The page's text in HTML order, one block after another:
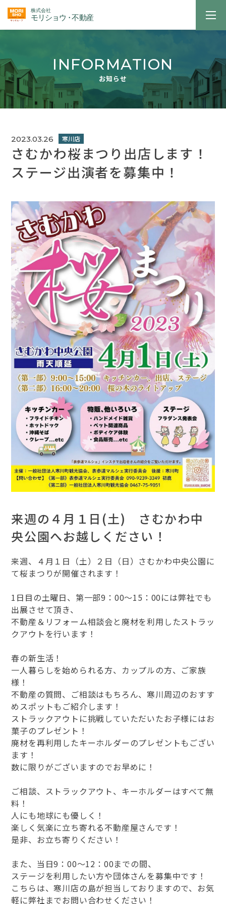
INFORMATION
お知らせ
2023.03.26
さむかわ桜まつり出店します！
ステージ出演者を募集中！
来週の４月１日(土) さむかわ中
央公園へお越しください！
来週、４月１日（土）２日（日）さむかわ中央公園に
て桜まつりが開催されます！
1日目の土曜日、第一部9：00～15：00には弊社でも
出展させて頂き、
不動産＆リフォーム相談会と廃材を利用したストラッ
クアウトを行います！
春の新生活！
一人暮らしを始められる方、カップルの方、ご家族
様！
不動産の質問、ご相談はもちろん、寒川周辺のおすす
めスポットもご紹介します！
ストラックアウトに挑戦していただいたお子様にはお
菓子のプレゼント！
廃材を再利用したキーホルダーのプレゼントもござい
ます！
数に限りがございますのでお早めに！
ご相談、ストラックアウト、キーホルダーはすべて無
料！
人にも地球にも優しく！
楽しく気楽に立ち寄れる不動産屋さんです！
是非、お立ち寄りください！
また、当日9：00～12：00までの間、
ステージを利用したい方や団体さんを募集中です！
こちらは、寒川店の島が担当しておりますので、お気
軽に弊社までお問い合わせください！